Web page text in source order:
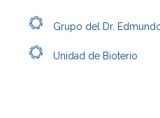
Grupo del Dr.
Unidad de Bioterio